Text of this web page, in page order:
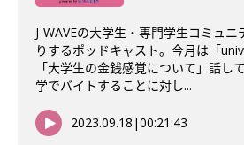
J-WAVEの大学生・専門学生コミュニ
りするポッドキャスト。今月は「
「大学生の金銭感覚について」話し
学でバイトすることに対し...
2023.09.18 |00:21:43